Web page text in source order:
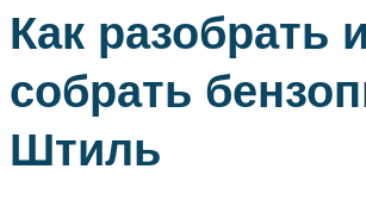
Как разобрать и
собрать
Штиль